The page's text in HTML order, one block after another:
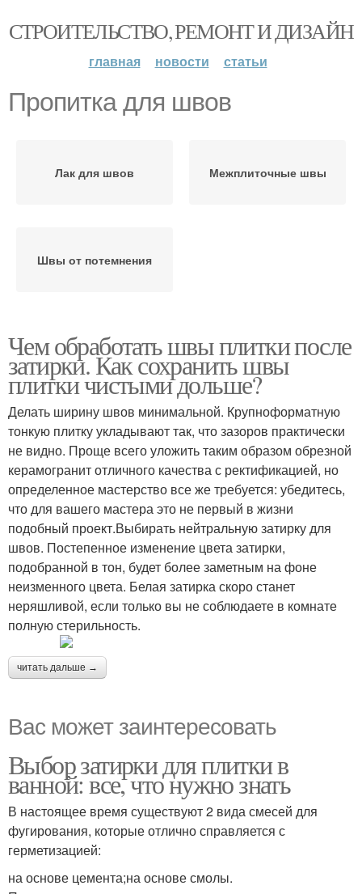
СТРОИТЕЛЬСТВО, РЕМОНТ И ДИЗАЙН
главная новости статьи
Пропитка для швов
Лак для швов Межплиточные швы
Швы от потемнения
Чем обработать швы плитки после
затирки. Как сохранить швы
плитки чистыми дольше?
Делать ширину швов минимальной. Крупноформатную
тонкую плитку укладывают так, что зазоров практически
не видно. Проще всего уложить таким образом обрезной
керамогранит отличного качества с ректификацией, но
определенное мастерство все же требуется: убедитесь,
что для вашего мастера это не первый в жизни
подобный проект.Выбирать нейтральную затирку для
швов. Постепенное изменение цвета затирки,
подобранной в тон, будет более заметным на фоне
неизменного цвета. Белая затирка скоро станет
неряшливой, если только вы не соблюдаете в комнате
полную стерильность.
читать дальше →
Вас может заинтересовать
Выбор затирки для плитки в
ванной: все, что нужно знать
В настоящее время существуют 2 вида смесей для
фугирования, которые отлично справляется с
герметизацией:
на основе цемента;на основе смолы.